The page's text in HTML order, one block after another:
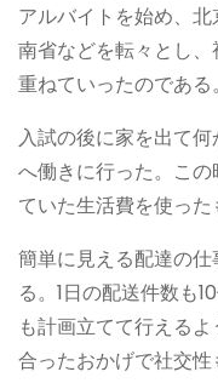
アルバイトを始め、
南省などを転々とし
重ねていったのである。
入試の後に家を出て
へ働きに行った。こ
ていた生活費を使った
簡単に見える配達の
る。1日の配送件数も
も計画立てて行える
合ったおかげで社交性